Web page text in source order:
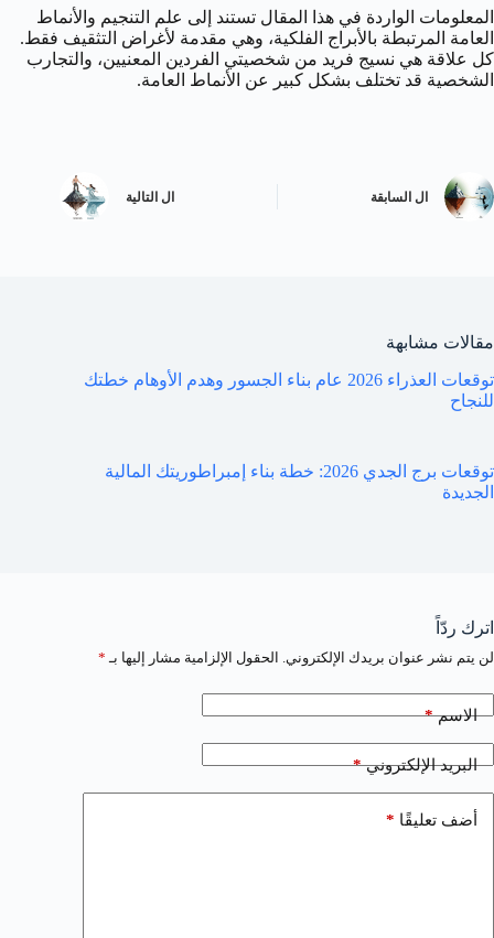
المعلومات الواردة في هذا المقال تستند إلى علم التنجيم والأنماط
العامة المرتبطة بالأبراج الفلكية، وهي مقدمة لأغراض التثقيف فقط.
كل علاقة هي نسيج فريد من شخصيتي الفردين المعنيين، والتجارب
الشخصية قد تختلف بشكل كبير عن الأنماط العامة.
ال السابقة ال التالية
مقالات مشابهة
توقعات العذراء 2026 عام بناء الجسور وهدم الأوهام خطتك
للنجاح
توقعات برج الجدي 2026: خطة بناء إمبراطوريتك المالية
الجديدة
اترك ردّاً
لن يتم نشر عنوان بريدك الإلكتروني. الحقول الإلزامية مشار إليها بـ *
الاسم*
البريد الإلكتروني*
أضف تعليقًا *